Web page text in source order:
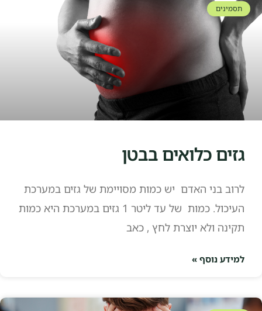
תסמינים
גזים כלואים בבטן
לרוב בני האדם יש כמות מסויימת של גזים במערכת
העיכול. כמות של עד ליטר 1 גזים במערכת היא כמות
תקינה ולא יוצרת לחץ , כאב
למידע נוסף »